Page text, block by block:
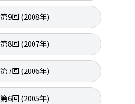
第9回 (2008年)
第8回 (2007年)
第7回 (2006年)
第6回 (2005年)